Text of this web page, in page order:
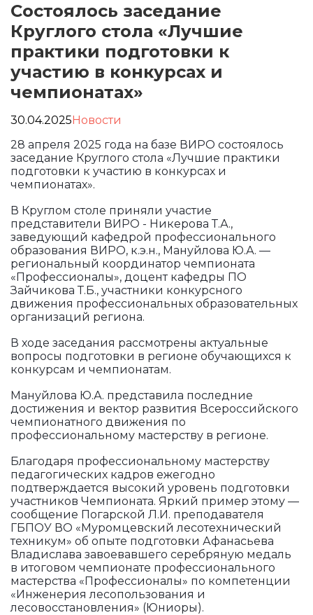
Состоялось заседание
Круглого стола «Лучшие
практики подготовки к
участию в конкурсах и
чемпионатах»
30.04.2025Новости
28 апреля 2025 года на базе ВИРО состоялось
заседание Круглого стола «Лучшие практики
подготовки к участию в конкурсах и
чемпионатах».
В Круглом столе приняли участие
представители ВИРО - Никерова Т.А.,
заведующий кафедрой профессионального
образования ВИРО, к.э.н., Мануйлова Ю.А. —
региональный координатор чемпионата
«Профессионалы», доцент кафедры ПО
Зайчикова Т.Б., участники конкурсного
движения профессиональных образовательных
организаций региона.
В ходе заседания рассмотрены актуальные
вопросы подготовки в регионе обучающихся к
конкурсам и чемпионатам.
Мануйлова Ю.А. представила последние
достижения и вектор развития Всероссийского
чемпионатного движения по
профессиональному мастерству в регионе.
Благодаря профессиональному мастерству
педагогических кадров ежегодно
подтверждается высокий уровень подготовки
участников Чемпионата. Яркий пример этому —
сообщение Погарской Л.И. преподавателя
ГБПОУ ВО «Муромцевский лесотехнический
техникум» об опыте подготовки Афанасьева
Владислава завоевавшего серебряную медаль
в итоговом чемпионате профессионального
мастерства «Профессионалы» по компетенции
«Инженерия лесопользования и
лесовосстановления» (Юниоры).